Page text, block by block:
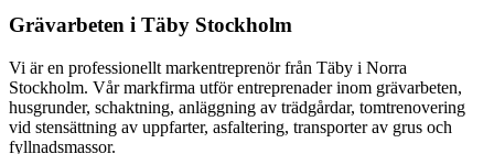
Grävarbeten i Täby Stockholm
Vi är en professionellt markentreprenör från Täby i Norra
Stockholm. Vår markfirma utför entreprenader inom grävarbeten,
husgrunder, schaktning, anläggning av trädgårdar, tomtrenovering
vid stensättning av uppfarter, asfaltering, transporter av grus och
fyllnadsmassor.